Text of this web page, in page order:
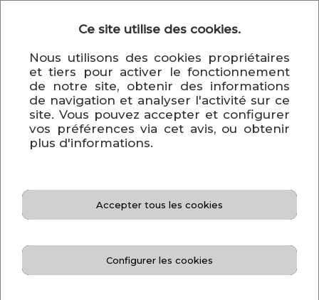
Bienvenue sur le portail pour activer
Ce site utilise des cookies.
Nous utilisons des cookies propriétaires
et tiers pour activer le fonctionnement
de notre site, obtenir des informations
de navigation et analyser l'activité sur ce
site. Vous pouvez accepter et configurer
vos préférences via cet avis, ou obtenir
plus d'informations.
Accepter tous les cookies
Configurer les cookies